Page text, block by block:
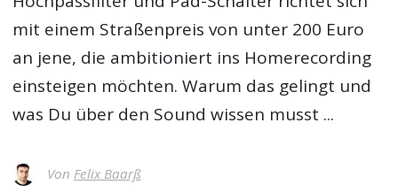
mit einem Straßenpreis von unter 200 Euro
an jene, die ambitioniert ins Homerecording
einsteigen möchten. Warum das gelingt und
was Du über den Sound wissen musst ...
Von Felix Baarß